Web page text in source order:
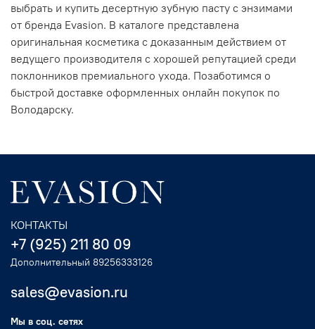
выбрать и купить десертную зубную пасту с энзимами
от бренда Evasion. В каталоге представлена
оригинальная косметика с доказанным действием от
ведущего производителя с хорошей репутацией среди
поклонников премиального ухода. Позаботимся о
быстрой доставке оформленных онлайн покупок по
Володарску.
КОНТАКТЫ
+7 (925) 211 80 09
Дополнительный 89256333126
sales@evasion.ru
Мы в соц. сетях